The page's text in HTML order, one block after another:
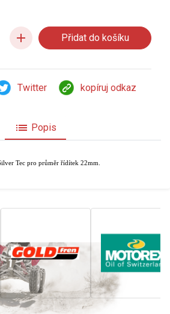
add
Twitter kopíruj odkaz
list Popis
Tec pro průměr řídítek 22mm.